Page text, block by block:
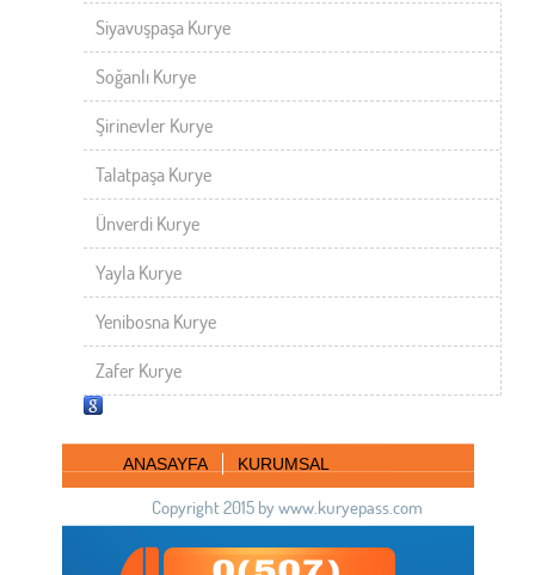
Siyavuşpaşa Kurye
Soğanlı Kurye
Şirinevler Kurye
Talatpaşa Kurye
Ünverdi Kurye
Yayla Kurye
Yenibosna Kurye
Zafer Kurye
ANASAYFA KURUMSAL
Copyright 2015 by www.kuryepass.com